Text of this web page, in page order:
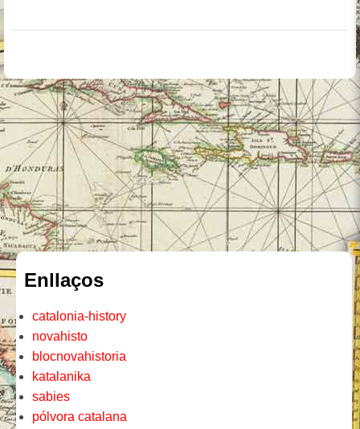
Enllaços
catalonia-history
novahisto
blocnovahistoria
katalanika
sabies
pólvora catalana